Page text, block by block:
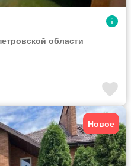
области
Новое